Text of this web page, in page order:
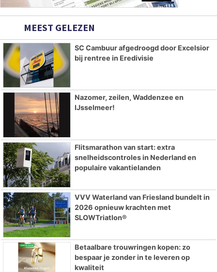
MEEST GELEZEN
SC Cambuur afgedroogd door Excelsior
bij rentree in Eredivisie
Nazomer, zeilen, Waddenzee en
IJsselmeer!
Flitsmarathon van start: extra
snelheidscontroles in Nederland en
populaire vakantielanden
VVV Waterland van Friesland bundelt in
2026 opnieuw krachten met
SLOWTriatlon®
Betaalbare trouwringen kopen: zo
bespaar je zonder in te leveren op
kwaliteit